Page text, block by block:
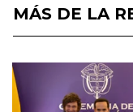
MÁS DE LA